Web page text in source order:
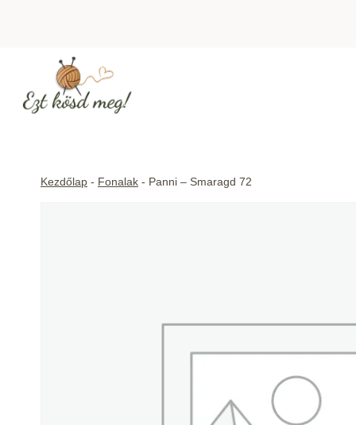
Kezdőlap - Fonalak - Panni – Smaragd 72